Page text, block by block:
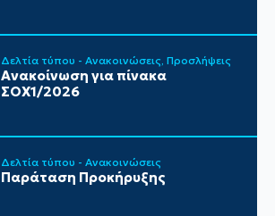
Δελτία τύπου - Ανακοινώσεις Προσλήψεις
Ανακοίνωση για πίνακα
ΣΟΧ1/2026
Δελτία τύπου - Ανακοινώσεις
Παράταση Προκήρυξης